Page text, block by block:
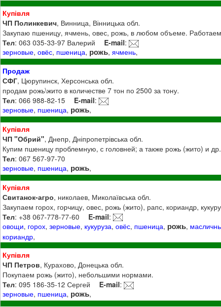
Купівля
ЧП Полинкевич, Винница, Вінницька обл.
Закупаю пшеницу, ячмень, овес, рожь, в любом объеме.
Тел: 063 035-33-97 Валерий E-mail:
зерновые,овёс, пшеница, рожь,ячмень,
Продаж
СФГ, Цюрупинск, Херсонська обл.
продам рожь\жито в количестве 7 тон по 2500 за тону.
Тел: 066 988-82-15 E-mail:
зерновые, пшеница, рожь,
Купівля
ЧП "Обрий", Днепр, Дніпропетрівська обл.
Купим пшеницу проблемную, с головней; а также рожь (жито) и
Тел: 067 567-97-70
зерновые, пшеница, рожь,
Купівля
Свитанок-агро, николаев, Миколаївська обл.
Закупаем горох, горчицу, овес, рожь (жито), рапс, кориандр,
Тел: +38 067-778-77-60 E-mail:
овощи, горох,зерновые, кукуруза,овёс, пшеница, рожь,
кориандр,
Купівля
ЧП Петров, Курахово, Донецька обл.
Покупаем рожь (жито), небольшими нормами.
Тел: 095 186-35-12 Сергей E-mail:
зерновые, пшеница, рожь,